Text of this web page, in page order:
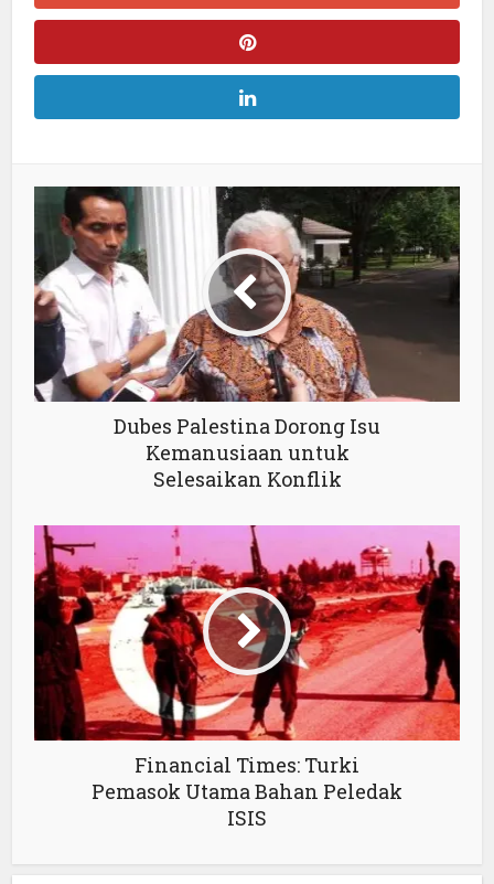
Dubes Palestina Dorong Isu
Kemanusiaan untuk
Selesaikan Konflik
Financial Times: Turki
Pemasok Utama Bahan Peledak
ISIS